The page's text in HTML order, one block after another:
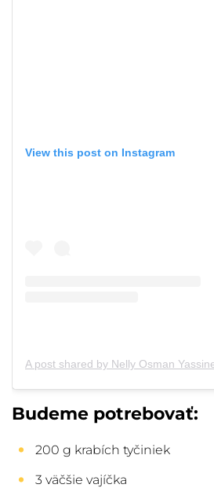
View this post on Instagram
Budeme potrebovať:
200 g krabích tyčiniek
3 väčšie vajíčka